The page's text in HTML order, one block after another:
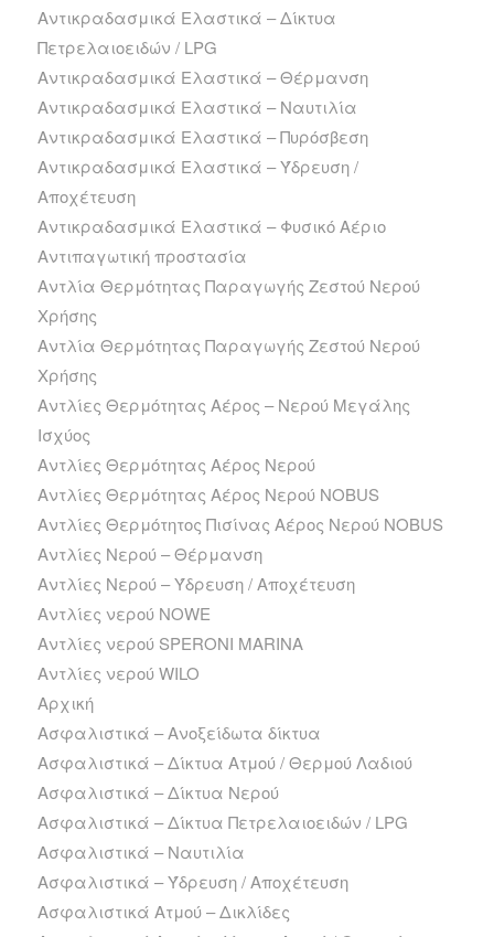
Αντικραδασμικά Ελαστικά – Δίκτυα
Πετρελαιοειδών / LPG
Αντικραδασμικά Ελαστικά – Θέρμανση
Αντικραδασμικά Ελαστικά – Ναυτιλία
Αντικραδασμικά Ελαστικά – Πυρόσβεση
Αντικραδασμικά Ελαστικά – Ύδρευση /
Αποχέτευση
Αντικραδασμικά Ελαστικά – Φυσικό Αέριο
Αντιπαγωτική προστασία
Αντλία Θερμότητας Παραγωγής Ζεστού Νερού
Χρήσης
Αντλία Θερμότητας Παραγωγής Ζεστού Νερού
Χρήσης
Αντλίες Θερμότητας Αέρος – Νερού Μεγάλης
Ισχύος
Αντλίες Θερμότητας Αέρος Νερού
Αντλίες Θερμότητας Αέρος Νερού NOBUS
Αντλίες Θερμότητος Πισίνας Αέρος Νερού NOBUS
Αντλίες Νερού – Θέρμανση
Αντλίες Νερού – Ύδρευση / Αποχέτευση
Αντλίες νερού NOWE
Αντλίες νερού SPERONI MARINA
Αντλίες νερού WILO
Αρχική
Ασφαλιστικά – Ανοξείδωτα δίκτυα
Ασφαλιστικά – Δίκτυα Ατμού / Θερμού Λαδιού
Ασφαλιστικά – Δίκτυα Νερού
Ασφαλιστικά – Δίκτυα Πετρελαιοειδών / LPG
Ασφαλιστικά – Ναυτιλία
Ασφαλιστικά – Ύδρευση / Αποχέτευση
Ασφαλιστικά Ατμού – Δικλίδες